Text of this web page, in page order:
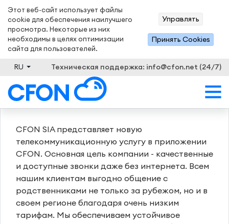
Этот веб-сайт использует файлы
cookie для обеспечения наилучшего
просмотра. Некоторые из них
необходимы в целях оптимизации
сайта для пользователей.
Управлять
Принять Сookies
RU Техническая поддержка: info@cfon.net (24/7)
CFON SIA представляет новую
телекоммуникационную услугу в приложении
CFON. Основная цель компании - качественные
и доступные звонки даже без интернета. Всем
нашим клиентам выгодно общение с
родственниками не только за рубежом, но и в
своем регионе благодаря очень низким
тарифам. Мы обеспечиваем устойчивое